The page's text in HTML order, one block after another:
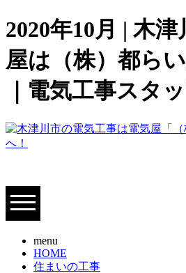
2020年10月 | 木
屋は（株）都ら
｜電気工事スタ
menu
HOME
住まいの工事